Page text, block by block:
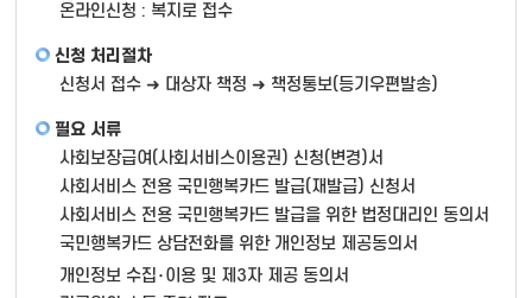
온라인신청 : 복지로 접수
신청 처리절차
신청서 접수 ➜ 대상자 책정 ➜ 책정통보(등기우편발송)
필요 서류
사회보장급여(사회서비스이용권) 신청(변경)서
사회서비스 전용 국민행복카드 발급(재발급) 신청서
사회서비스 전용 국민행복카드 발급을 위한 법정대리인 동의서
국민행복카드 상담전화를 위한 개인정보 제공동의서
개인정보 수집･이용 및 제3자 제공 동의서